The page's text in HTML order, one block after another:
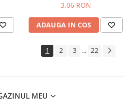
3,06 RON
ADAUGA IN COS
1 2 3 ... 22
MEU